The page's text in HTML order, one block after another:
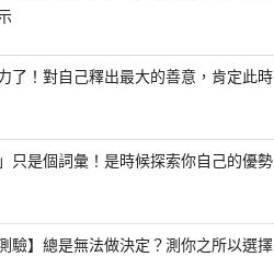
了！對自己釋出最大的善意，肯定此時
只是個詞彙！是時候探索你自己的優勢
驗】總是無法做決定？測你之所以選擇